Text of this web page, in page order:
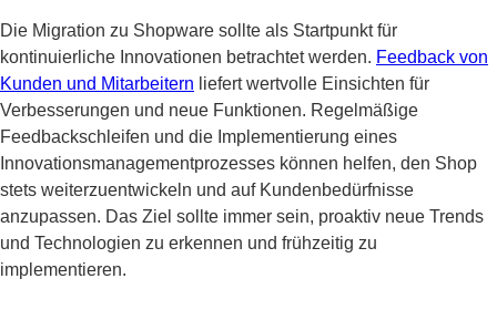
Die Migration zu Shopware sollte als Startpunkt für
kontinuierliche Innovationen betrachtet werden. Feedback von
Kunden und Mitarbeitern liefert wertvolle Einsichten für
Verbesserungen und neue Funktionen. Regelmäßige
Feedbackschleifen und die Implementierung eines
Innovationsmanagementprozesses können helfen, den Shop
stets weiterzuentwickeln und auf Kundenbedürfnisse
anzupassen. Das Ziel sollte immer sein, proaktiv neue Trends
und Technologien zu erkennen und frühzeitig zu
implementieren.